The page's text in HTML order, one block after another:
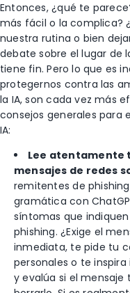
Entonces, ¿qué te
más fácil o la complica?
nuestra rutina o bien
debate sobre el lugar de
tiene fin. Pero lo que es
protegernos contra las
la IA, son cada vez más
consejos generales para
IA:
Lee atentamente
mensajes de redes
remitentes de
gramática con
síntomas que
phishing. ¿Exige el
inmediata, te pide tu
personales o te
y evalúa si el mensaje